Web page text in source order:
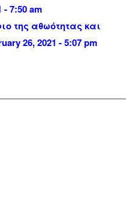
- 7:50 am
της αθωότητας και
26, 2021 - 5:07 pm